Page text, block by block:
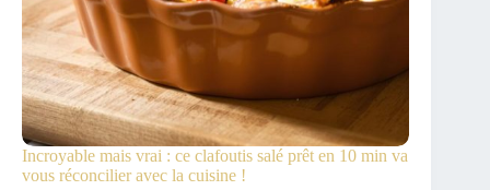
Incroyable mais vrai : ce clafoutis salé prêt en 10 min va
vous réconcilier avec la cuisine !